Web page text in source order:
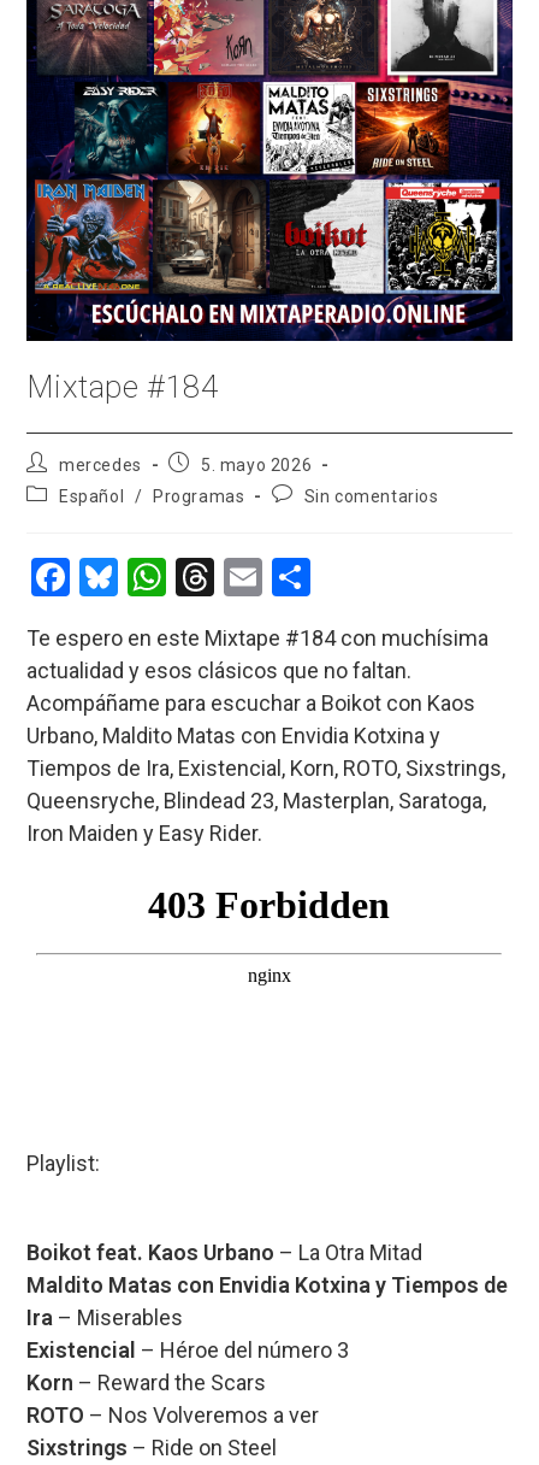
Mixtape #184
Autor
de
la
mercedes
Publicación
la
5. mayo 2026
Categoría
entrada:
Español / Programas
Comentarios
entrada:
Sin comentarios
F
ce
b
o
o
k
Bl
es
ky
W
at
s
A
p
p
T
e
a
d
s
E
ail m
p
ar
tir
Te espero en este Mixtape #184 con muchísima
actualidad y esos clásicos que no faltan.
Acompáñame para escuchar a Boikot con Kaos
Urbano, Maldito Matas con Envidia Kotxina y
Tiempos de Ira, Existencial, Korn, ROTO, Sixstrings,
Queensryche, Blindead 23, Masterplan, Saratoga,
Iron Maiden y Easy Rider.
Playlist:
Boikot feat. Kaos Urbano – La Otra Mitad
Maldito Matas con Envidia Kotxina y Tiempos de
Ira – Miserables
Existencial – Héroe del número 3
Korn – Reward the Scars
ROTO – Nos Volveremos a ver
Sixstrings – Ride on Steel